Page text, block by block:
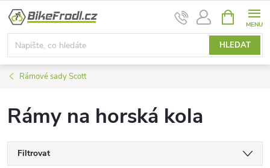
Přejít
obsah
HLEDAT
NÁKUPNÍ
KOŠÍK
Rámové sady Scott
Rámy na horská kola
Filtrovat